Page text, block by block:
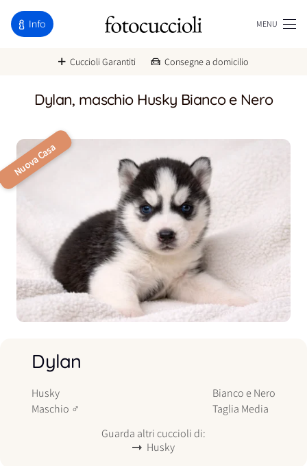
Info MENU
Cuccioli Garantiti Consegne a domicilio
Dylan, maschio Husky Bianco e Nero
Nuova Casa
Dylan
Husky
Maschio ♂
Bianco e Nero
Taglia Media
Guarda altri cuccioli di:
Husky